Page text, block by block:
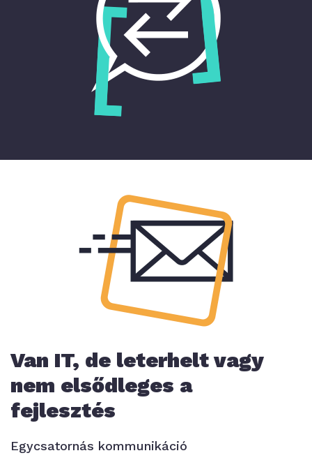
Van IT, de leterhelt vagy
nem elsődleges a
fejlesztés
Egycsatornás kommunikáció